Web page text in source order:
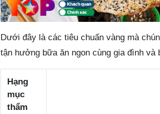
Dưới đây là các tiêu chuẩn vàng mà
tận hưởng bữa ăn ngon cùng gia đình và
Hạng
mục
thẩm